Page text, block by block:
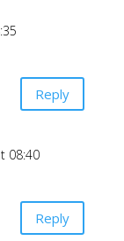
Reply
08:40
Reply